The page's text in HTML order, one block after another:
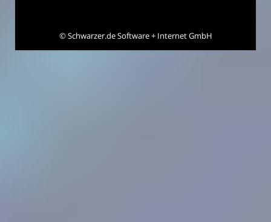
©Schwarzer.de Software + Internet GmbH